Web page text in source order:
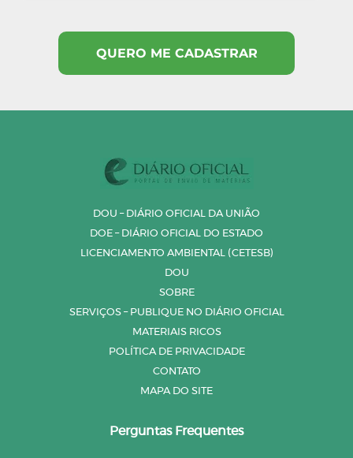
DOU – DIÁRIO OFICIAL DA UNIÃO
DOE – DIÁRIO OFICIAL DO ESTADO
LICENCIAMENTO AMBIENTAL (CETESB)
DOU
SOBRE
SERVIÇOS – PUBLIQUE NO DIÁRIO OFICIAL
MATERIAIS RICOS
POLÍTICA DE PRIVACIDADE
CONTATO
MAPA DO SITE
Perguntas Frequentes